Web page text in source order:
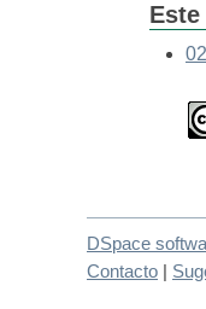
DSpace
Contacto